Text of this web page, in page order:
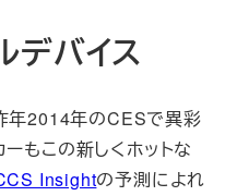
デバイス
年2014年のCESで異彩
もこの新しくホットな
Insightの予測によれ